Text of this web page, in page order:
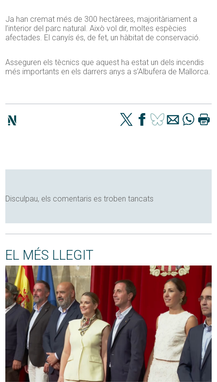
Ja han cremat més de 300 hectàrees, majoritàriament a
l’interior del parc natural. Això vol dir, moltes espècies
afectades. El canyís és, de fet, un hàbitat de conservació.
Asseguren els tècnics que aquest ha estat un dels incendis
més importants en els darrers anys a s’Albufera de Mallorca.
Disculpau, els comentaris es troben tancats
EL MÉS LLEGIT